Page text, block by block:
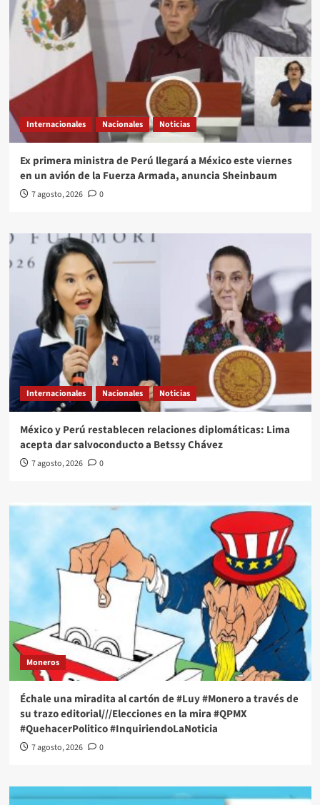
Internacionales Nacionales Noticias
Ex primera ministra de Perú llegará a México este viernes
en un avión de la Fuerza Armada, anuncia Sheinbaum
7 agosto, 2026 0
Internacionales Nacionales Noticias
México y Perú restablecen relaciones diplomáticas: Lima
acepta dar salvoconducto a Betssy Chávez
7 agosto, 2026 0
Moneros
Échale una miradita al cartón de #Luy #Monero a través de
su trazo editorial///Elecciones en la mira #QPMX
#QuehacerPolitico #InquiriendoLaNoticia
7 agosto, 2026 0